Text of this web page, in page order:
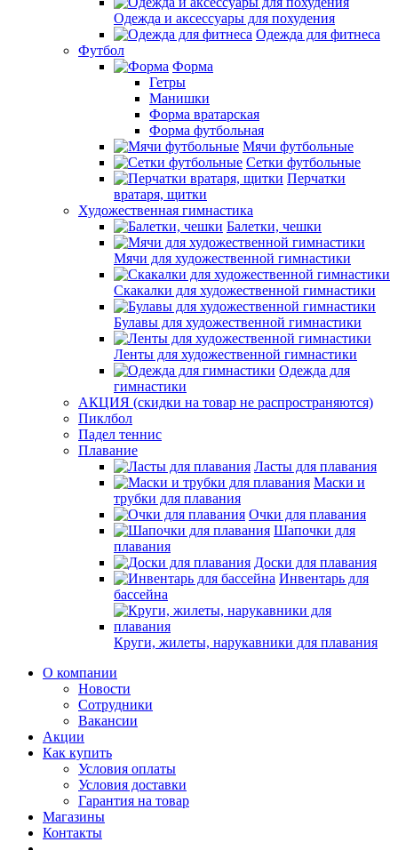
Одежда и аксессуары для похудения
Одежда для фитнеса
Футбол
Форма
Гетры
Манишки
Форма вратарская
Форма футбольная
Мячи футбольные
Сетки футбольные
Перчатки
вратаря, щитки
Художественная гимнастика
Балетки, чешки
Мячи для художественной гимнастики
Скакалки для художественной гимнастики
Булавы для художественной гимнастики
Ленты для художественной гимнастики
Одежда для
гимнастики
АКЦИЯ (скидки на товар не распространяются)
Пиклбол
Падел теннис
Плавание
Ласты для плавания
Маски и
трубки для плавания
Очки для плавания
Шапочки для
плавания
Доски для плавания
Инвентарь для
бассейна
Круги, жилеты, нарукавники для плавания
О компании
Новости
Сотрудники
Вакансии
Акции
Как купить
Условия оплаты
Условия доставки
Гарантия на товар
Магазины
Контакты